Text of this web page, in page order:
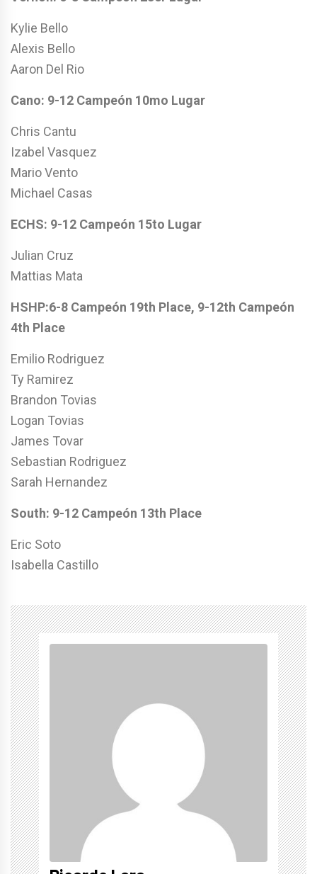
Kylie Bello
Alexis Bello
Aaron Del Rio
Cano: 9-12 Campeón 10mo Lugar
Chris Cantu
Izabel Vasquez
Mario Vento
Michael Casas
ECHS: 9-12 Campeón 15to Lugar
Julian Cruz
Mattias Mata
HSHP:6-8 Campeón 19th Place, 9-12th Campeón
4th Place
Emilio Rodriguez
Ty Ramirez
Brandon Tovias
Logan Tovias
James Tovar
Sebastian Rodriguez
Sarah Hernandez
South: 9-12 Campeón 13th Place
Eric Soto
Isabella Castillo